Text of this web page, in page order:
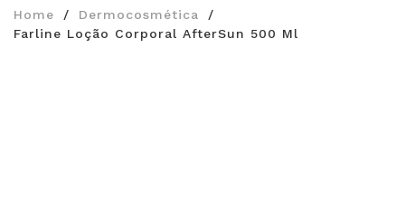
Home
Dermocosmética
Farline Loção Corporal AfterSun 500 Ml